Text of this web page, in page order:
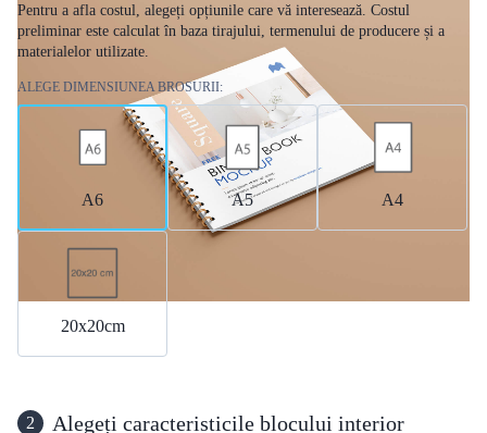
Pentru a afla costul, alegeți opțiunile care vă interesează. Costul
preliminar este calculat în baza tirajului, termenului de producere și a
materialelor utilizate.
ALEGE DIMENSIUNEA BROSURII:
А6 A5 A4
20x20cm
2 Alegeți caracteristicile blocului interior